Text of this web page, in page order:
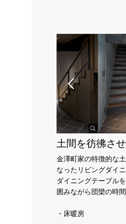
土間を彷彿さ
金澤町家の特徴的な
なったリビングダイ
ダイニングテーブル
囲みながら団欒の時
・床暖房